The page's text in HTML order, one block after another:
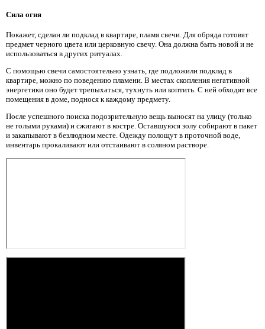
Сила огня
Покажет, сделан ли подклад в квартире, пламя свечи. Для обряда готовят
предмет черного цвета или церковную свечу. Она должна быть новой и не
использоваться в других ритуалах.
С помощью свечи самостоятельно узнать, где подложили подклад в
квартире, можно по поведению пламени. В местах скопления негативной
энергетики оно будет трепыхаться, тухнуть или коптить. С ней обходят все
помещения в доме, поднося к каждому предмету.
После успешного поиска подозрительную вещь выносят на улицу (только
не голыми руками) и сжигают в костре. Оставшуюся золу собирают в пакет
и закапывают в безлюдном месте. Одежду полощут в проточной воде,
инвентарь прокаливают или отстаивают в соляном растворе.